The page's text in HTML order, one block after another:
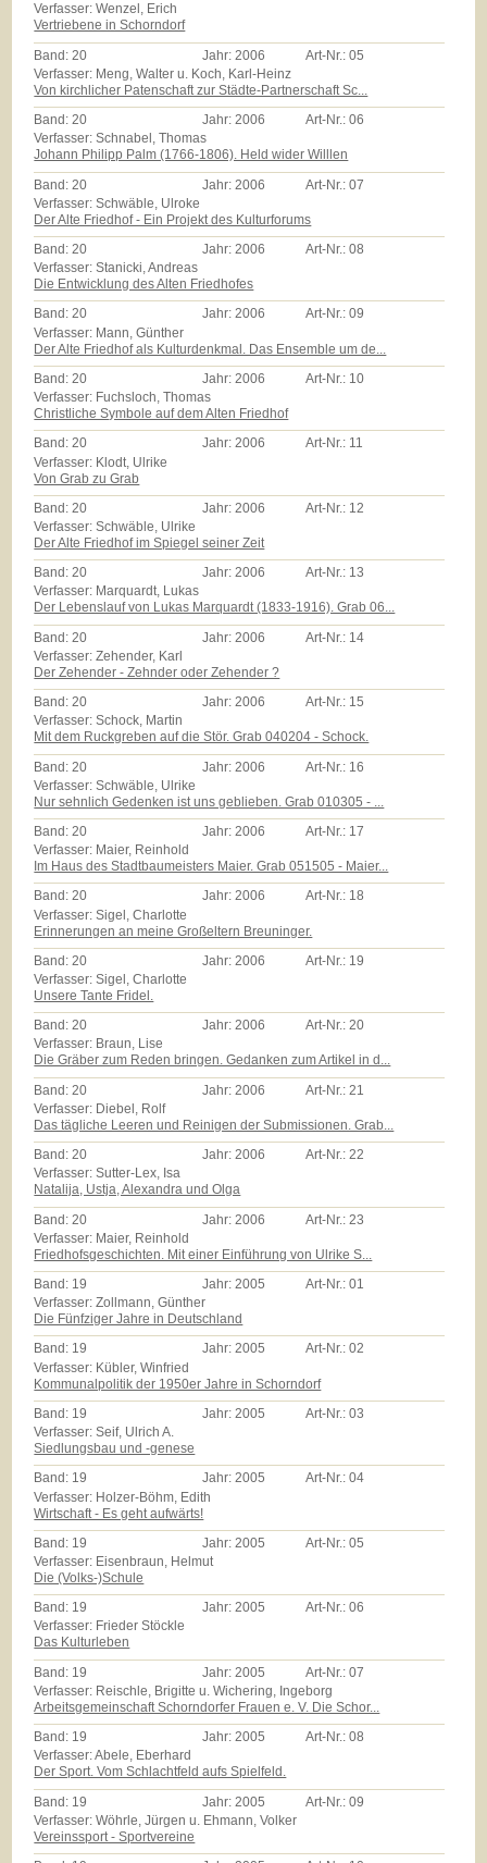
Verfasser: Wenzel, Erich
Vertriebene in Schorndorf
Band: 20 Jahr: 2006 Art-Nr.:05
Verfasser: Meng, Walter u. Koch, Karl-Heinz
Von kirchlicher Patenschaft zur Städte-Partnerschaft Sc...
Band:20 Jahr:2006 Art-Nr.:06
Verfasser: Schnabel, Thomas
Johann Philipp Palm (1766-1806). Held wider Willlen
Band: 20 Jahr: 2006 Art-Nr.:07
Verfasser: Schwäble, Ulroke
Der Alte Friedhof - Ein Projekt des Kulturforums
Band:20 Jahr:2006 Art-Nr.:08
Verfasser: Stanicki, Andreas
Die Entwicklung des Alten Friedhofes
Band:20 Jahr:2006 Art-Nr.:09
Verfasser: Mann, Günther
Der Alte Friedhof als Kulturdenkmal. Das Ensemble um de...
Band:20 Jahr:2006 Art-Nr.: 10
Verfasser: Fuchsloch, Thomas
Christliche Symbole auf dem Alten Friedhof
Band:20 Jahr:2006 Art-Nr.: 11
Verfasser: Klodt, Ulrike
Von Grab zu Grab
Band: 20 Jahr: 2006 Art-Nr.: 12
Verfasser: Schwäble, Ulrike
Der Alte Friedhof im Spiegel seiner Zeit
Band:20 Jahr:2006 Art-Nr.: 13
Verfasser: Marquardt, Lukas
Der Lebenslauf von Lukas Marquardt (1833-1916). Grab 06...
Band: 20 Jahr: 2006 Art-Nr.: 14
Verfasser: Zehender, Karl
Der Zehender - Zehnder oder Zehender ?
Band:20 Jahr:2006 Art-Nr.: 15
Verfasser: Schock, Martin
Mit dem Ruckgreben auf die Stör. Grab 040204 - Schock.
Band: 20 Jahr: 2006 Art-Nr.: 16
Verfasser: Schwäble, Ulrike
Nur sehnlich Gedenken ist uns geblieben. Grab 010305 - ...
Band:20 Jahr:2006 Art-Nr.: 17
Verfasser: Maier, Reinhold
Im Haus des Stadtbaumeisters Maier. Grab 051505 - Maier...
Band:20 Jahr:2006 Art-Nr.: 18
Verfasser: Sigel, Charlotte
Erinnerungen an meine Großeltern Breuninger.
Band:20 Jahr:2006 Art-Nr.: 19
Verfasser: Sigel, Charlotte
Unsere Tante Fridel.
Band:20 Jahr:2006 Art-Nr.:20
Verfasser: Braun, Lise
Die Gräber zum Reden bringen. Gedanken zum Artikel in d...
Band: 20 Jahr: 2006 Art-Nr.: 21
Verfasser: Diebel, Rolf
Das tägliche Leeren und Reinigen der Submissionen. Grab...
Band:20 Jahr:2006 Art-Nr.:22
Verfasser: Sutter-Lex, Isa
Natalija, Ustja, Alexandra und Olga
Band: 20 Jahr: 2006 Art-Nr.: 23
Verfasser: Maier, Reinhold
Friedhofsgeschichten. Mit einer Einführung von Ulrike S...
Band: 19 Jahr:2005 Art-Nr.:01
Verfasser: Zollmann, Günther
Die Fünfziger Jahre in Deutschland
Band: 19 Jahr:2005 Art-Nr.:02
Verfasser: Kübler, Winfried
Kommunalpolitik der 1950er Jahre in Schorndorf
Band: 19 Jahr:2005 Art-Nr.:03
Verfasser: Seif, Ulrich A.
Siedlungsbau und -genese
Band: 19 Jahr:2005 Art-Nr.:04
Verfasser: Holzer-Böhm, Edith
Wirtschaft - Es geht aufwärts!
Band: 19 Jahr: 2005 Art-Nr.:05
Verfasser: Eisenbraun, Helmut
Die (Volks-)Schule
Band: 19 Jahr:2005 Art-Nr.:06
Verfasser: Frieder Stöckle
Das Kulturleben
Band: 19 Jahr: 2005 Art-Nr.:07
Verfasser: Reischle, Brigitte u. Wichering, Ingeborg
Arbeitsgemeinschaft Schorndorfer Frauen e. V. Die Schor...
Band: 19 Jahr:2005 Art-Nr.:08
Verfasser: Abele, Eberhard
Der Sport. Vom Schlachtfeld aufs Spielfeld.
Band: 19 Jahr: 2005 Art-Nr.:09
Verfasser: Wöhrle, Jürgen u. Ehmann, Volker
Vereinssport - Sportvereine